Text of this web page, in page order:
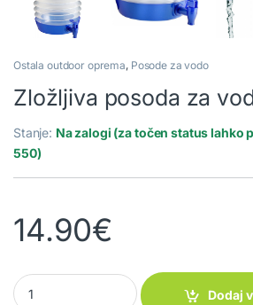
Ostala outdoor oprema, Posode za vodo
Zložljiva posoda za
Stanje: Na zalogi (za točen status lahko
550)
14.90€
Zložljiva posoda za vodo Blue Pearl
Dodaj